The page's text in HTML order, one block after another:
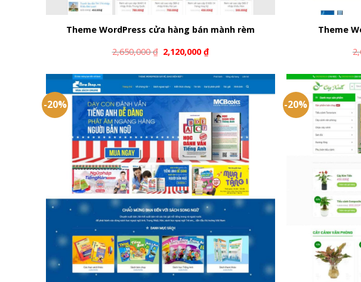
Theme WordPress cửa hàng bán mành rèm
2,650,000₫ 2,120,000₫
Theme
-20% -20%